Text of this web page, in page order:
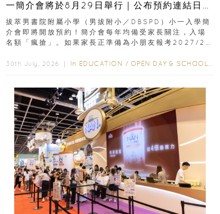
一簡介會將於8月29日舉行｜公布預約連結日期
｜更設有網上重溫
拔萃男書院附屬小學（男拔附小／DBSPD）小一入學簡
介會即將開放預約！簡介會每年均備受家長關注，入場
名額「瘋搶」。如果家長正準備為小朋友報考2027/28
30th July, 2026 ｜ In EDUCATION / OPEN DAY & SCHOOL EVENTS